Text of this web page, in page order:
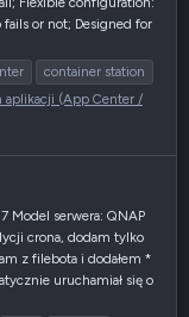
or not; Designed for
container station
aplikacji (App Center /
Model serwera: QNAP
crona, dodam tylko
z filebota i dodałem *
uruchamiał się o